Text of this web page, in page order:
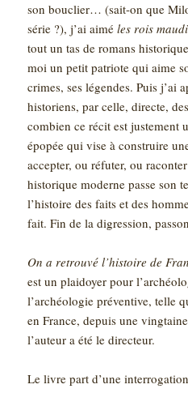
son bouclier… (sait-on que
série ?), j’ai aiméles rois
tout un tas de romans
moi un petit patriote qui aime
crimes, ses légendes. Puis j’ai
historiens, par celle, directe,
combien ce récit est justement
épopée qui vise à construire
accepter, ou réfuter, ou
historique moderne passe son
l’histoire des faits et des
fait. Fin de la digression,
On a retrouvé l’histoire de
est un plaidoyer pour
l’archéologie préventive, telle
en France, depuis une
l’auteur a été le directeur.
Le livre part d’une